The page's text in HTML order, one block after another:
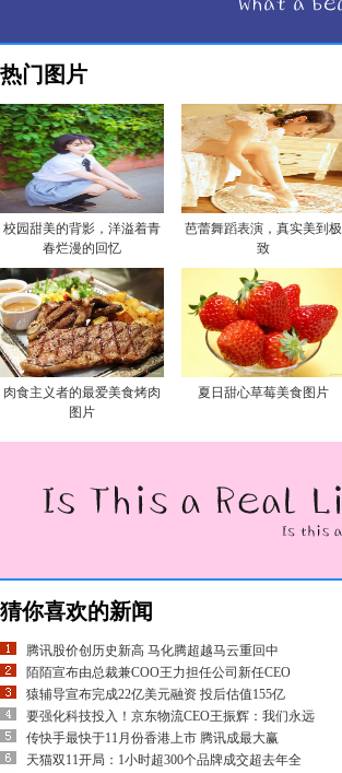
热门图片
校园甜美的背影，洋溢着青
春烂漫的回忆
芭蕾舞蹈表演，真实美到极
致
肉食主义者的最爱美食烤肉
图片
夏日甜心草莓美食图片
猜你喜欢的新闻
腾讯股价创历史新高 马化腾超越马云重回中
陌陌宣布由总裁兼COO王力担任公司新任CEO
猿辅导宣布完成22亿美元融资 投后估值155亿
要强化科技投入！京东物流CEO王振辉：我们永远
传快手最快于11月份香港上市 腾讯成最大赢
天猫双11开局：1小时超300个品牌成交超去年全